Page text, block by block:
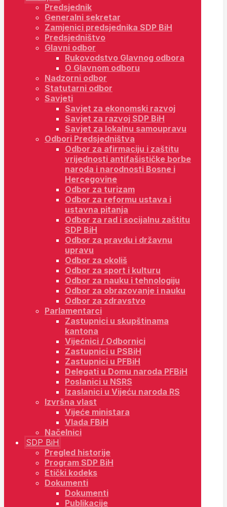
Predsjednik
Generalni sekretar
Zamjenici predsjednika SDP BiH
Predsjedništvo
Glavni odbor
Rukovodstvo Glavnog odbora
O Glavnom odboru
Nadzorni odbor
Statutarni odbor
Savjeti
Savjet za ekonomski razvoj
Savjet za razvoj SDP BiH
Savjet za lokalnu samoupravu
Odbori Predsjedništva
Odbor za afirmaciju i zaštitu
vrijednosti antifašističke borbe
naroda i narodnosti Bosne i
Hercegovine
Odbor za turizam
Odbor za reformu ustava i
ustavna pitanja
Odbor za rad i socijalnu zaštitu
SDP BiH
Odbor za pravdu i državnu
upravu
Odbor za okoliš
Odbor za sport i kulturu
Odbor za nauku i tehnologiju
Odbor za obrazovanje i nauku
Odbor za zdravstvo
Parlamentarci
Zastupnici u skupštinama
kantona
Vijećnici / Odbornici
Zastupnici u PSBiH
Zastupnici u PFBiH
Delegati u Domu naroda PFBiH
Poslanici u NSRS
Izaslanici u Vijeću naroda RS
Izvršna vlast
Vijeće ministara
Vlada FBiH
Načelnici
SDP BiH
Pregled historije
Program SDP BiH
Etički kodeks
Dokumenti
Dokumenti
Publikacije